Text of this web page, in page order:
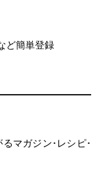
ど簡単登録
マガジン･レシピ･